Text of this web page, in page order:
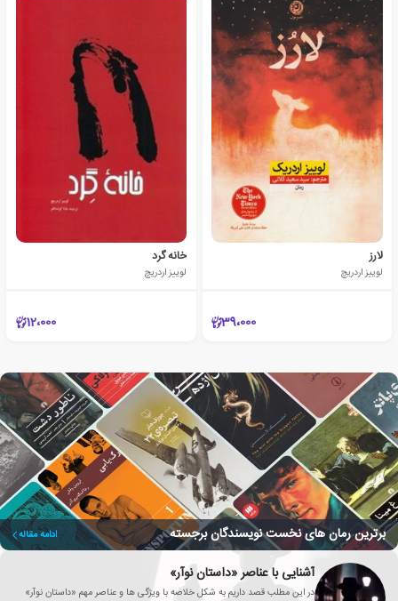
لارز
لوییز اردریچ
39،000
خانه گرد
لوییز اردریچ
12،000
برترین رمان های نخست نویسندگان برجسته ادامه مقاله
آشنایی با عناصر «داستان نوآر»
در این مطلب قصد داریم به شکل خلاصه با ویژگی ها و عناصر مهم «داستان نوآر»